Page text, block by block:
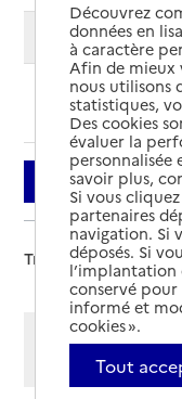
Modifier ma
Filtrer
Trier par :
Afficher les
Mode liste
Découvrez
données en
à caractère
Afin de mieux
nous utilisons
statistiques,
Des cookies
évaluer la
savoir plus,
Si vous
partenaires
navigation. Si
déposés. Si
l’implantation
conservé
informé et
cookies ».
Tout